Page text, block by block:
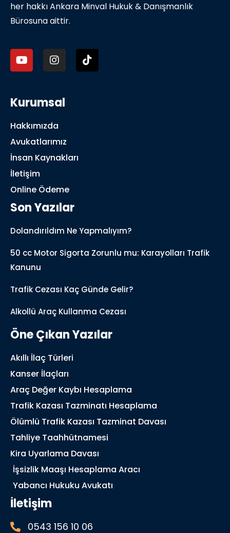
her hakkı Ankara Minval Hukuk & Danışmanlık
Bürosuna aittir.
Kurumsal
Hakkımızda
Avukatlarımız
İnsan Kaynakları
İletişim
Online Ödeme
Son Yazılar
Dolandırıldım Ne Yapmalıyım?
50 cc Motor Sigorta Zorunlu mu: Karayolları Trafik
Kanunu
Trafik Cezası Kaç Günde Gelir?
Alkollü Araç Kullanma Cezası
Öne Çıkan Yazılar
Akıllı İlaç Türleri
Kanser İlaçları
Araç Değer Kaybı Hesaplama
Trafik Kazası Tazminatı Hesaplama
Ölümlü Trafik Kazası Tazminat Davası
Tahliye Taahhütnamesi
Kira Uyarlama Davası
İşsizlik Maaşı Hesaplama Aracı
Yabancı Hukuku Avukatı
İletişim
0543 156 10 06